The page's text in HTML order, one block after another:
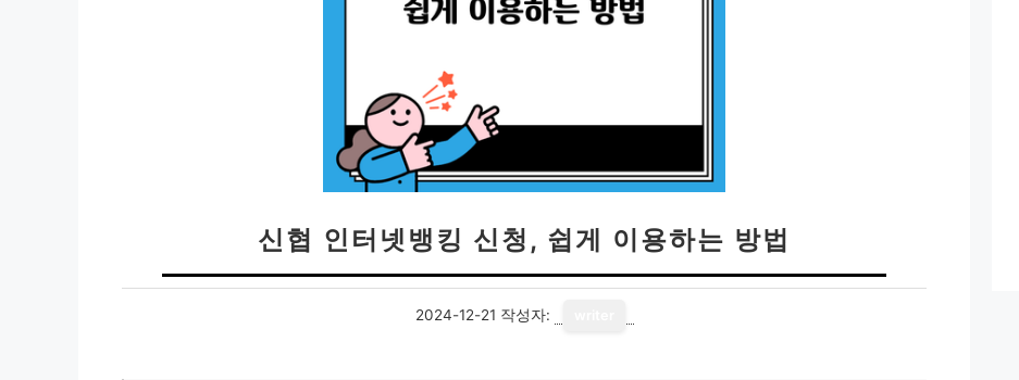
신협 인터넷뱅킹 신청, 쉽게 이용하는 방법
2024-12-21 작성자: